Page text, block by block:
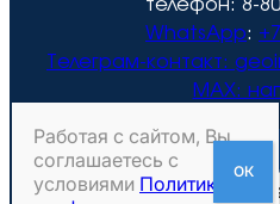
телефон: 8-
WhatsApp:
Телеграм-контакт:
MAX:
Работая с сайтом, Вы
соглашаетесь с
условиями Политики